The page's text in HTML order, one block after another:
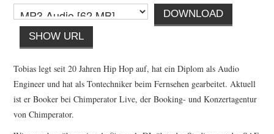
DOWNLOAD
SHOW URL
Tobias legt seit 20 Jahren Hip Hop auf, hat ein Diplom als Audio
Engineer und hat als Tontechniker beim Fernsehen gearbeitet. Aktuell
ist er Booker bei Chimperator Live, der Booking- und Konzertagentur
von Chimperator.